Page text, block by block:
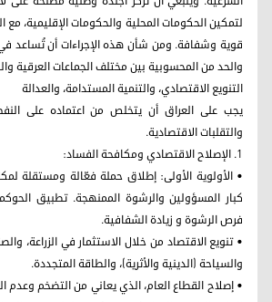
لتمكين الحكومات المحلية والحكومات الإقليمية، مع
قوية وشفافة. ومن شأن هذه الإجراءات أن تُساعد
والحد من المحسوبية بين مختلف الجماعات العرقية
التنويع الاقتصادي، والتنمية المستدامة، والعدالة
يجب على العراق أن يتخلص من اعتماده على
والتقلبات الاقتصادية.
1. الإصلاح الاقتصادي ومكافحة الفساد:
• الأولوية الأولى: إطلاق حملة فعّالة ومستقلة
كبار المسؤولين والرشوة الممنهجة. تطبيق
فرص الرشوة و زيادة الشفافية.
• تنويع الاقتصاد من خلال الاستثمار في الزراعة،
والسياحة (الدينية والأثرية)، والطاقة المتجددة.
• إصلاح القطاع العام، الذي يعاني من التضخم وعدم